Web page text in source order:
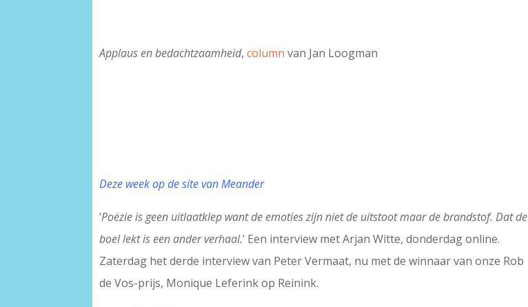
Applaus en bedachtzaamheid, column van Jan Loogman
Deze week op de site van Meander
‘Poëzie is geen uitlaatklep want de emoties zijn niet de uitstoot maar de brandstof. Dat de
boel lekt is een ander verhaal.’ Een interview met Arjan Witte, donderdag online.
Zaterdag het derde interview van Peter Vermaat, nu met de winnaar van onze Rob
de Vos-prijs, Monique Leferink op Reinink.